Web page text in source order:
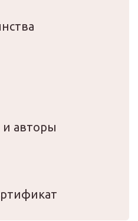
авторы